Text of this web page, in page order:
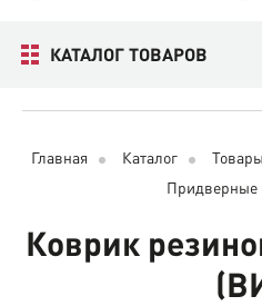
КАТАЛОГ ТОВАРОВ
Главная Каталог
Придверные
Коврик